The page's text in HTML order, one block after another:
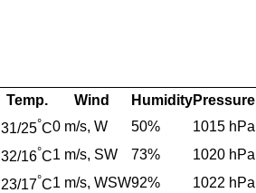
Temp. Wind HumidityPressure
31/25°C0 m/s, W 50%
1015 hPa
32/16°C1 m/s, SW 73%
1020 hPa
23/17°C1 m/s, WSW92%
1022 hPa